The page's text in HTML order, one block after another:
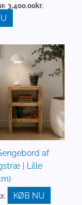
3,400.00kr.
af
| Lille
KØB NU